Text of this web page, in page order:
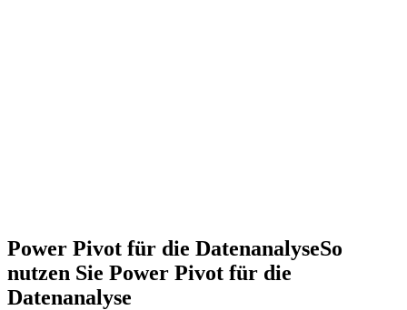
Power Pivot für die DatenanalyseSo
nutzen Sie Power Pivot für die
Datenanalyse